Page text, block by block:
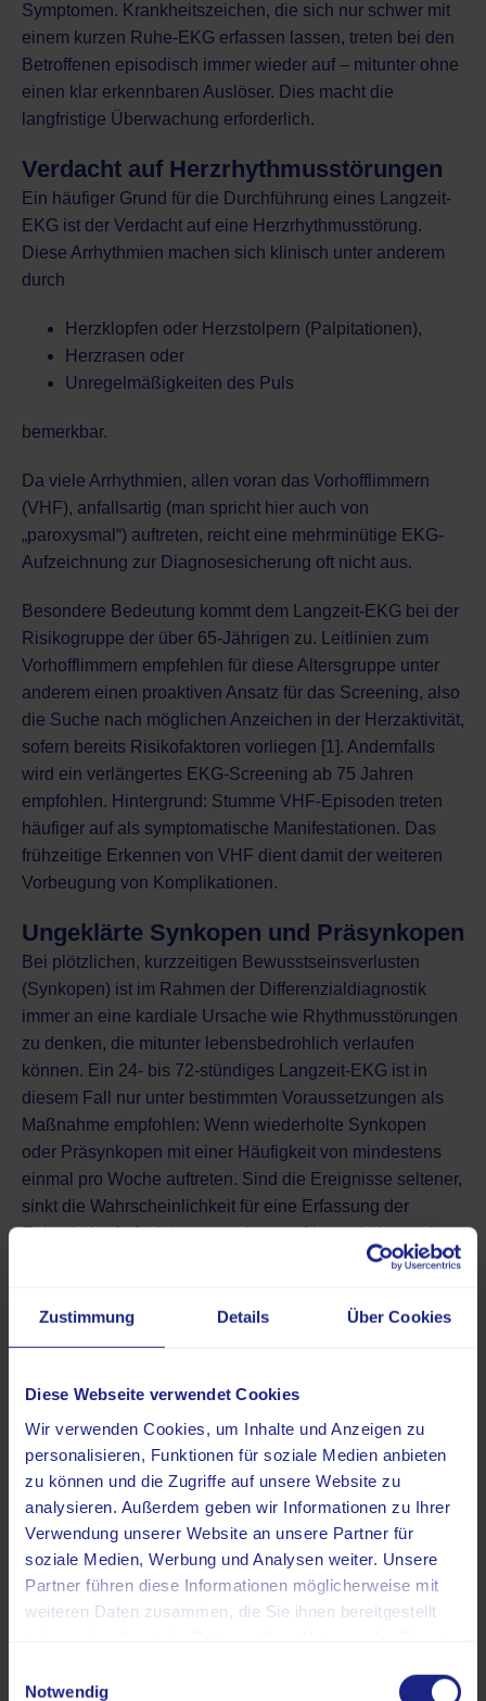
Zustimmung Details Über Cookies
Diese Webseite verwendet Cookies
Wir verwenden Cookies, um Inhalte und Anzeigen zu
personalisieren, Funktionen für soziale Medien anbieten
zu können und die Zugriffe auf unsere Website zu
analysieren. Außerdem geben wir Informationen zu Ihrer
Verwendung unserer Website an unsere Partner für
soziale Medien, Werbung und Analysen weiter. Unsere
Partner führen diese Informationen möglicherweise mit
weiteren Daten zusammen, die Sie ihnen bereitgestellt
Notwendig
Symptomen. Krankheitszeichen, die sich nur schwer mit
einem kurzen Ruhe-EKG erfassen lassen, treten bei den
Betroffenen episodisch immer wieder auf – mitunter ohne
einen klar erkennbaren Auslöser. Dies macht die
langfristige Überwachung erforderlich.
Verdacht auf Herzrhythmusstörungen
Ein häufiger Grund für die Durchführung eines Langzeit-
EKG ist der Verdacht auf eine Herzrhythmusstörung.
Diese Arrhythmien machen sich klinisch unter anderem
durch
Herzklopfen oder Herzstolpern (Palpitationen),
Herzrasen oder
Unregelmäßigkeiten des Puls
bemerkbar.
Da viele Arrhythmien, allen voran das Vorhofflimmern
(VHF), anfallsartig (man spricht hier auch von
„paroxysmal“) auftreten, reicht eine mehrminütige EKG-
Aufzeichnung zur Diagnosesicherung oft nicht aus.
Besondere Bedeutung kommt dem Langzeit-EKG bei der
Risikogruppe der über 65-Jährigen zu. Leitlinien zum
Vorhofflimmern empfehlen für diese Altersgruppe unter
anderem einen proaktiven Ansatz für das Screening, also
die Suche nach möglichen Anzeichen in der Herzaktivität,
sofern bereits Risikofaktoren vorliegen [1]. Andernfalls
wird ein verlängertes EKG-Screening ab 75 Jahren
empfohlen. Hintergrund: Stumme VHF-Episoden treten
häufiger auf als symptomatische Manifestationen. Das
frühzeitige Erkennen von VHF dient damit der weiteren
Vorbeugung von Komplikationen.
Ungeklärte Synkopen und Präsynkopen
Bei plötzlichen, kurzzeitigen Bewusstseinsverlusten
(Synkopen) ist im Rahmen der Differenzialdiagnostik
immer an eine kardiale Ursache wie Rhythmusstörungen
zu denken, die mitunter lebensbedrohlich verlaufen
können. Ein 24- bis 72-stündiges Langzeit-EKG ist in
diesem Fall nur unter bestimmten Voraussetzungen als
Maßnahme empfohlen: Wenn wiederholte Synkopen
oder Präsynkopen mit einer Häufigkeit von mindestens
einmal pro Woche auftreten. Sind die Ereignisse seltener,
sinkt die Wahrscheinlichkeit für eine Erfassung der
Episode im Aufzeichnungszeitraum. Alternativ kann ein
Generell wird zunächst im Rahmen einer Risikoanalyse
nicht notwendig und insbesondere Niedrigrisiko-
Patienten benötigen keine weiterführende Akutdiagnostik.
Kryptogener Schlaganfall und Verdacht
auf embolisches Geschehen
Nach einem Schlaganfalloder einer vorübergehenden
Durchblutungsstörung im Gehirn (transitorische
ischämische Attacke, TIA) ohne erkennbare Ursache
gehört die Suche nach einem bislang nicht bekannten
infolge eines VHF entstehen.